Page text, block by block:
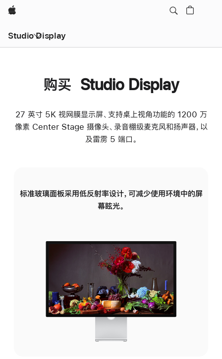
Apple
Studio Display
购买 Studio Display
27 英寸 5K 视网膜显示屏、支持桌上视角功能的 1200 万
像素 Center Stage 摄像头、录音棚级麦克风和扬声器，以
及雷雳 5 端口。
标准玻璃面板采用低反射率设计，可减少使用环境中的屏
幕眩光。